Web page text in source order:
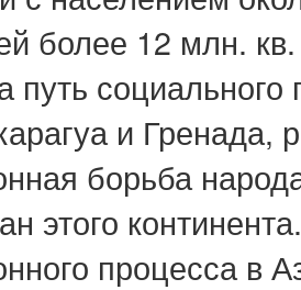
более 12 млн.
путь социального
и Гренада,
борьба
этого
процесса в